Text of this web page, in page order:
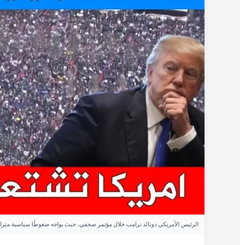
الرئيس الأمريكي دونالد ترامب خلال مؤتمر صحفي، حيث يواجه ضغوطًا سياسية